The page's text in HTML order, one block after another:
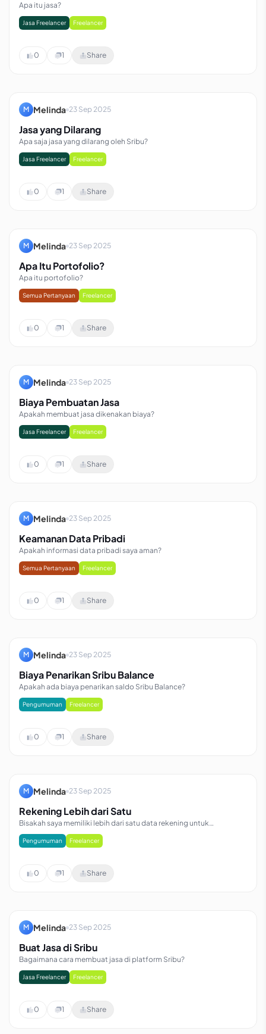
Apa itu jasa?
Jasa Freelancer Freelancer
0 1 Share
M Melinda 23 Sep 2025
Jasa yang Dilarang
Apa saja jasa yang dilarang oleh Sribu?
Jasa Freelancer Freelancer
0 1 Share
M Melinda 23 Sep 2025
Apa Itu Portofolio?
Apa itu portofolio?
Semua Pertanyaan Freelancer
0 1 Share
M Melinda 23 Sep 2025
Biaya Pembuatan Jasa
Apakah membuat jasa dikenakan biaya?
Jasa Freelancer Freelancer
0 1 Share
M Melinda 23 Sep 2025
Keamanan Data Pribadi
Apakah informasi data pribadi saya aman?
Semua Pertanyaan Freelancer
0 1 Share
M Melinda 23 Sep 2025
Biaya Penarikan Sribu Balance
Apakah ada biaya penarikan saldo Sribu Balance?
Pengumuman Freelancer
0 1 Share
M Melinda 23 Sep 2025
Rekening Lebih dari Satu
Bisakah saya memiliki lebih dari satu data rekening untuk
melakukan penarikan saldo di Sribu?
Pengumuman Freelancer
0 1 Share
M Melinda 23 Sep 2025
Buat Jasa di Sribu
Bagaimana cara membuat jasa di platform Sribu?
Jasa Freelancer Freelancer
0 1 Share